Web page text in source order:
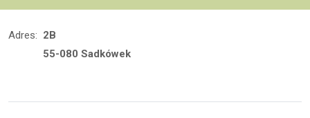
Adres: 2B
55-080 Sadkówek